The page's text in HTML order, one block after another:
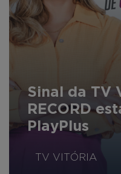
Sinal da TV
RECORD
PlayPlus
TV VITÓRIA